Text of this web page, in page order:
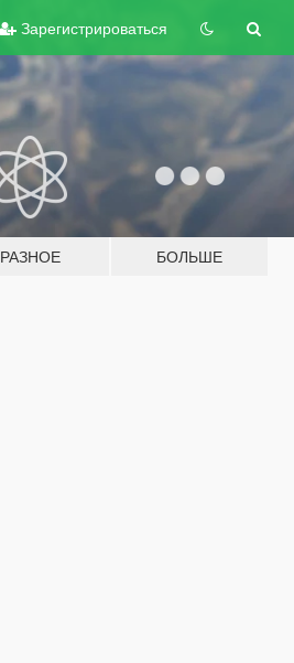
Зарегистрироваться
РАЗНОЕ БОЛЬШЕ